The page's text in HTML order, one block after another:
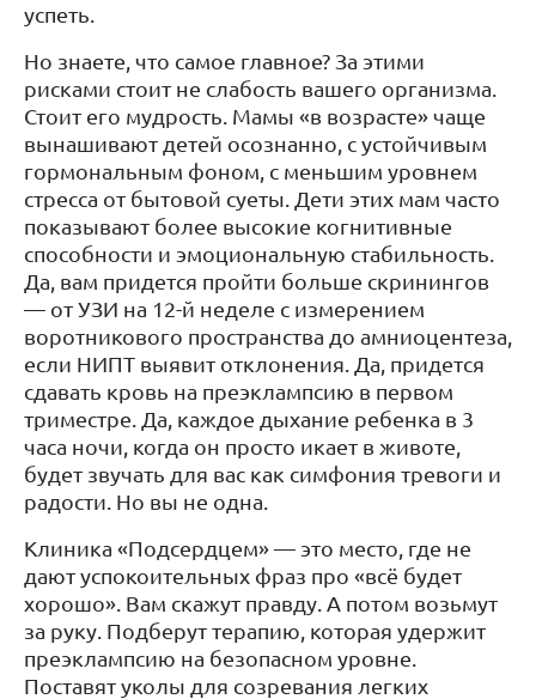
успеть.
Но знаете, что самое главное? За этими
рисками стоит не слабость вашего организма.
Стоит его мудрость. Мамы «в возрасте» чаще
вынашивают детей осознанно, с устойчивым
гормональным фоном, с меньшим уровнем
стресса от бытовой суеты. Дети этих мам часто
показывают более высокие когнитивные
способности и эмоциональную стабильность.
Да, вам придется пройти больше скринингов
— от УЗИ на 12-й неделе с измерением
воротникового пространства до амниоцентеза,
если НИПТ выявит отклонения. Да, придется
сдавать кровь на преэклампсию в первом
триместре. Да, каждое дыхание ребенка в 3
часа ночи, когда он просто икает в животе,
будет звучать для вас как симфония тревоги и
радости. Но вы не одна.
Клиника «Подсердцем» — это место, где не
дают успокоительных фраз про «всё будет
хорошо». Вам скажут правду. А потом возьмут
за руку. Подберут терапию, которая удержит
преэклампсию на безопасном уровне.
Поставят уколы для созревания легких